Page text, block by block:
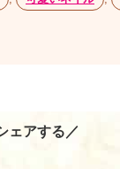
ェアする／